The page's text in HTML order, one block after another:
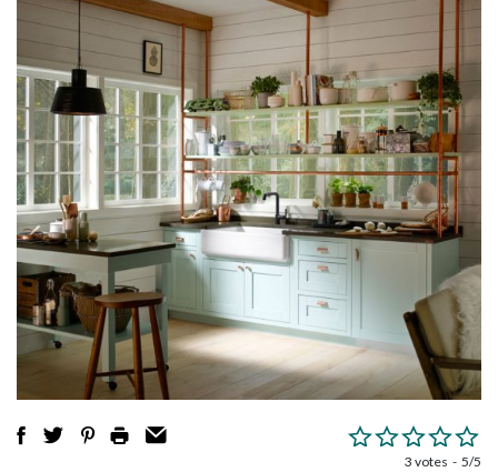
3 votes 5/5